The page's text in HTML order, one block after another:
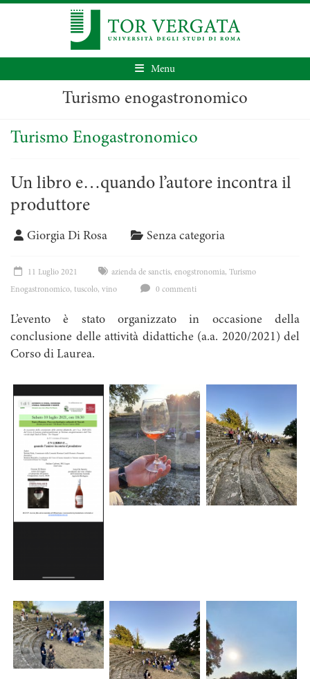
Menu
Turismo enogastronomico
Turismo Enogastronomico
Un libro e…quando l’autore incontra il
produttore
Giorgia Di Rosa Senza categoria
11 Luglio 2021 azienda de sanctis, enogstronomia, Turismo
Enogastronomico, tuscolo, vino 0 commenti
L’evento è stato organizzato in occasione della
conclusione delle attività didattiche (a.a. 2020/2021) del
Corso di Laurea.